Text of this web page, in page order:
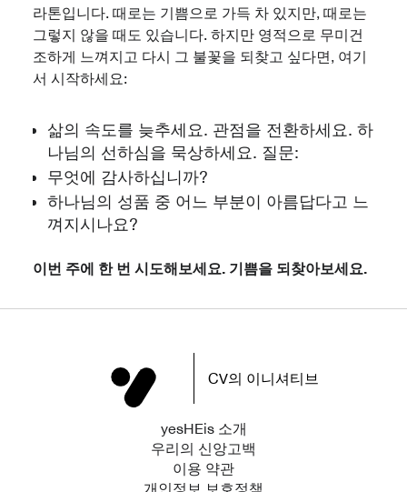
라톤입니다. 때로는 기쁨으로 가득 차 있지만, 때로는
그렇지 않을 때도 있습니다. 하지만 영적으로 무미건
조하게 느껴지고 다시 그 불꽃을 되찾고 싶다면, 여기
서 시작하세요:
삶의 속도를 늦추세요. 관점을 전환하세요. 하
나님의 선하심을 묵상하세요. 질문:
무엇에 감사하십니까?
하나님의 성품 중 어느 부분이 아름답다고 느
껴지시나요?
이번 주에 한 번 시도해보세요. 기쁨을 되찾아보세요.
CV의 이니셔티브
yesHEis 소개
우리의 신앙고백
이용 약관
개인정보 보호정책